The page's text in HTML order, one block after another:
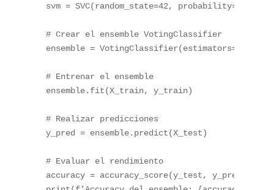
svm = SVC(random_state=42, probability=
# Crear el ensemble VotingClassifier
ensemble = VotingClassifier(estimators=
# Entrenar el ensemble
ensemble. fit(X_train, y_train)
# Realizar predicciones
y_pred = ensemble. predict(X_test)
# Evaluar el rendimiento
accuracy = accuracy_score(y_test, y_pred